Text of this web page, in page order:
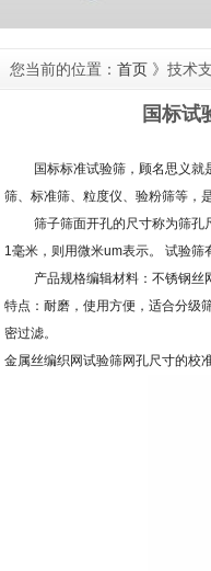
您当前的位置： 首页》技术
国标试
国标标准试验筛，顾名思义
筛、标准筛、粒度仪、验粉筛等，
筛子筛面开孔的尺寸称为筛孔尺
1毫米，则用微米um表示。 试验筛
产品规格编辑材料：不锈钢丝网
特点：耐磨，使用方便，适合分级
密过滤。
金属丝编织网试验筛网孔尺寸的校